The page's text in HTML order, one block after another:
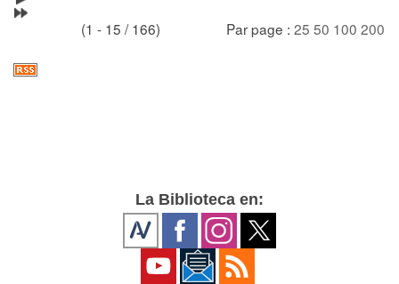
(1 - 15 / 166) Par page : 25 50 100 200
La Biblioteca en: